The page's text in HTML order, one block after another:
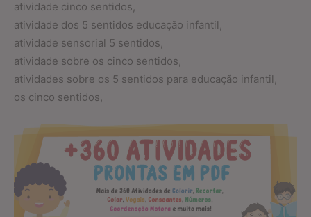
atividade cinco sentidos,
atividade dos 5 sentidos educação infantil,
atividade sensorial 5 sentidos,
atividade sobre os cinco sentidos,
atividades sobre os 5 sentidos para educação infantil,
os cinco sentidos,